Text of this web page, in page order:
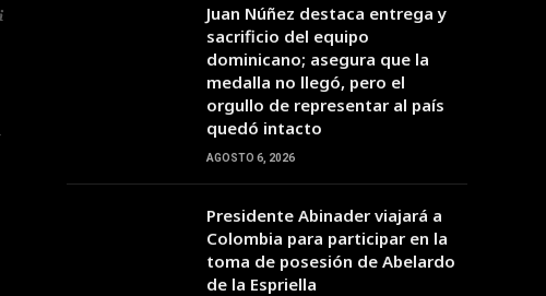
12:00
31°C
13:00
29°C 28°C 30°C
Juan Núñez destaca entrega y
sacrificio del equipo
dominicano; asegura que la
medalla no llegó, pero el
orgullo de representar al país
quedó intacto
AGOSTO 6, 2026
Presidente Abinader viajará a
Colombia para participar en la
toma de posesión de Abelardo
de la Espriella